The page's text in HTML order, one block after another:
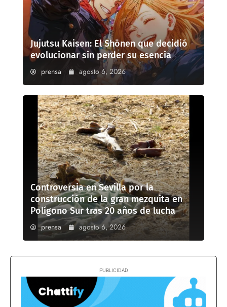
Jujutsu Kaisen: El Shōnen que decidió
evolucionar sin perder su esencia
prensa agosto 6, 2026
Controversia en Sevilla por la
construcción de la gran mezquita en
Polígono Sur tras 20 años de lucha
prensa agosto 6, 2026